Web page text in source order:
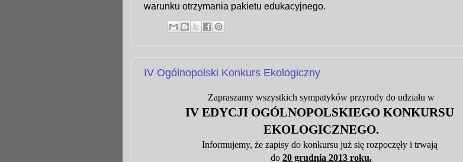
warunku otrzymania pakietu edukacyjnego.
IV Ogólnopolski Konkurs Ekologiczny
Zapraszamy wszystkich sympatyków przyrody do udziału w
IV EDYCJI OGÓLNOPOLSKIEGO KONKURSU
EKOLOGICZNEGO.
Informujemy, że zapisy do konkursu już się rozpoczęły i trwają
do 20 grudnia 2013 roku.